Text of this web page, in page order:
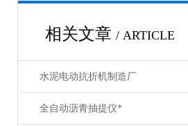
相关文章 / ARTICLE
水泥电动抗折机制造厂
全自动沥青抽提仪*